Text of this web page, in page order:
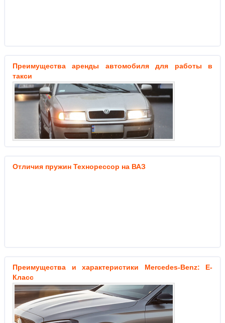
Преимущества аренды автомобиля для работы в
такси
Отличия пружин Технорессор на ВАЗ
Преимущества и характеристики Mercedes-Benz: E-
Класс